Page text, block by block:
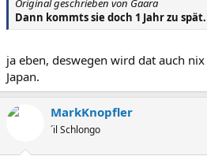
Dann kommts sie doch 1 Jahr zu spät.
ja eben, deswegen wird dat auch
Japan.
MarkKnopfler
´il Schlongo